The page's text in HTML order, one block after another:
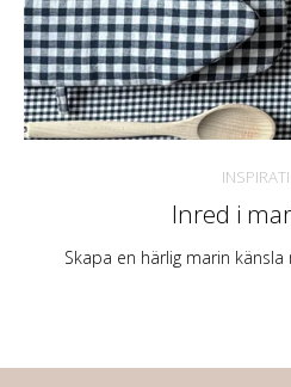
Inred i
Skapa en härlig marin